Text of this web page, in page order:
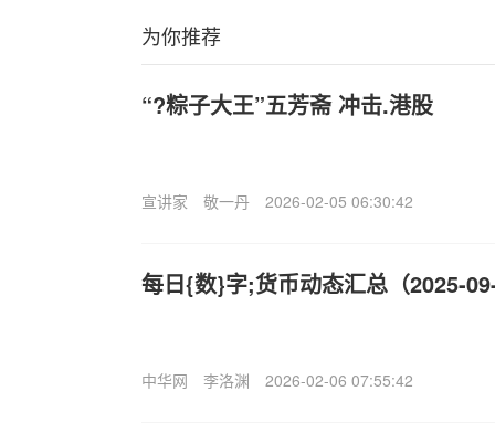
为你推荐
“?粽子大王”五芳斋 冲击.港股
宣讲家 敬一丹 2026-02-05 06:30:42
每日{数}字;货币动态汇总（2025-
中华网 李洛渊 2026-02-06 07:55:42